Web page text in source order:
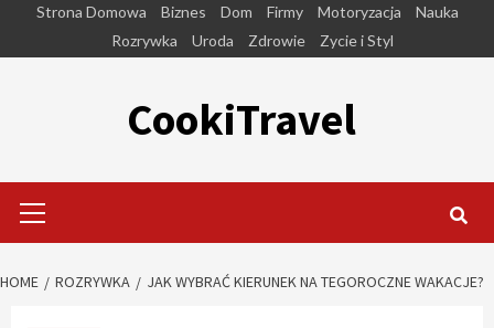
Strona Domowa Biznes Dom Firmy Motoryzacja
Nauka
Rozrywka
Uroda Zdrowie Zycie i Styl
CookiTravel
Menu
HOME ROZRYWKA JAK WYBRAĆ KIERUNEK NA TEGOROCZNE WAKACJE?